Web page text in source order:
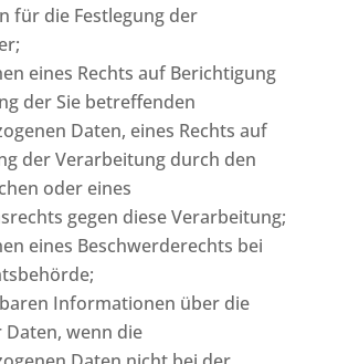
für die Festlegung der
eines Rechts auf Berichtigung
der Sie betreffenden
Daten, eines Rechts auf
der Verarbeitung durch den
oder eines
gegen diese Verarbeitung;
eines Beschwerderechts bei
Informationen über die
wenn die